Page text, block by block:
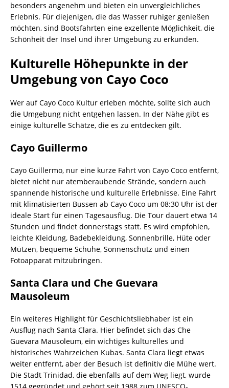
besonders angenehm und bieten ein unvergleichliches
Erlebnis. Für diejenigen, die das Wasser ruhiger genießen
möchten, sind Bootsfahrten eine exzellente Möglichkeit, die
Schönheit der Insel und ihrer Umgebung zu erkunden.
Kulturelle Höhepunkte in der
Umgebung von Cayo Coco
Wer auf Cayo Coco Kultur erleben möchte, sollte sich auch
die Umgebung nicht entgehen lassen. In der Nähe gibt es
einige kulturelle Schätze, die es zu entdecken gilt.
Cayo Guillermo
Cayo Guillermo, nur eine kurze Fahrt von Cayo Coco entfernt,
bietet nicht nur atemberaubende Strände, sondern auch
spannende historische und kulturelle Erlebnisse. Eine Fahrt
mit klimatisierten Bussen ab Cayo Coco um 08:30 Uhr ist der
ideale Start für einen Tagesausflug. Die Tour dauert etwa 14
Stunden und findet donnerstags statt. Es wird empfohlen,
leichte Kleidung, Badebekleidung, Sonnenbrille, Hüte oder
Mützen, bequeme Schuhe, Sonnenschutz und einen
Fotoapparat mitzubringen.
Santa Clara und Che Guevara
Mausoleum
Ein weiteres Highlight für Geschichtsliebhaber ist ein
Ausflug nach Santa Clara. Hier befindet sich das Che
Guevara Mausoleum, ein wichtiges kulturelles und
historisches Wahrzeichen Kubas. Santa Clara liegt etwas
weiter entfernt, aber der Besuch ist definitiv die Mühe wert.
Die Stadt Trinidad, die ebenfalls auf dem Weg liegt, wurde